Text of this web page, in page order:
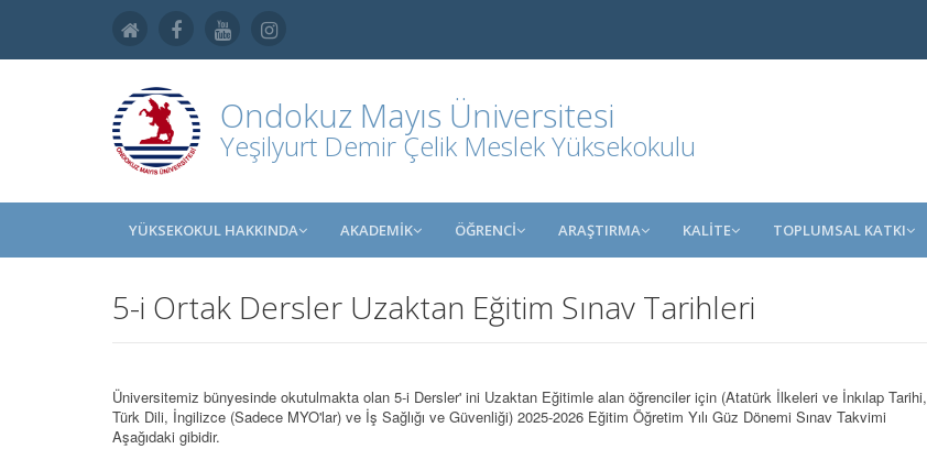
Ondokuz Mayıs Üniversitesi
Yeşilyurt Demir Çelik Meslek Yüksekokulu
YÜKSEKOKUL HAKKINDA AKADEMİK ÖĞRENCİ ARAŞTIRMA KALİTE TOPLUMSAL KATKI
5-i Ortak Dersler Uzaktan Eğitim Sınav Tarihleri
Üniversitemiz bünyesinde okutulmakta olan 5-i Dersler' ini Uzaktan Eğitimle alan öğrenciler için (Atatürk İlkeleri ve İnkılap Tarihi,
Türk Dili, İngilizce (Sadece MYO'lar) ve İş Sağlığı ve Güvenliği) 2025-2026 Eğitim Öğretim Yılı Güz Dönemi Sınav Takvimi
Aşağıdaki gibidir.